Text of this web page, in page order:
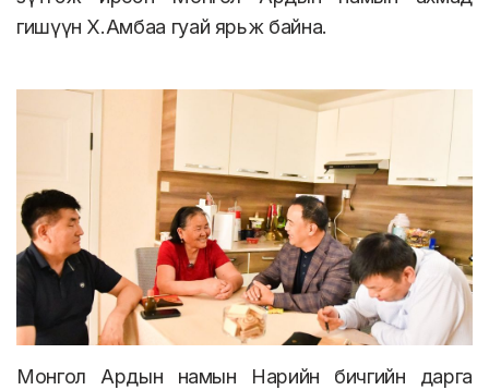
гишүүн Х.Амбаа гуай ярьж байна.
Монгол Ардын намын Нарийн бичгийн дарга